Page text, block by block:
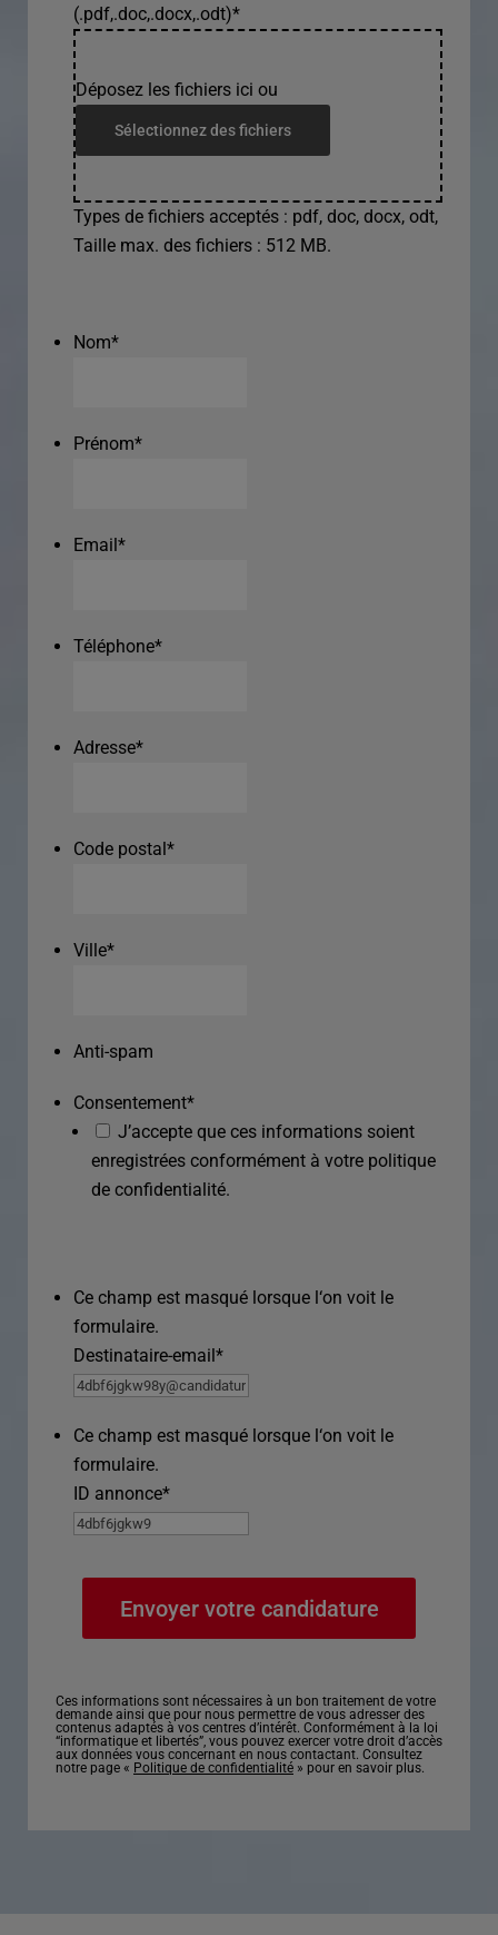
(.pdf,.doc,.docx,.odt)*
Déposez les fichiers ici ou
Sélectionnez des fichiers
Types de fichiers acceptés : pdf, doc, docx, odt,
Taille max. des fichiers : 512 MB.
Nom*
Prénom*
Email*
Téléphone*
Adresse*
Code postal*
Ville*
Anti-spam
Consentement*
J’accepte que ces informations soient
enregistrées conformément à votre politique
de confidentialité.
Ce champ est masqué lorsque l‘on voit le
formulaire.
Destinataire-email*
Ce champ est masqué lorsque l‘on voit le
formulaire.
ID annonce*
Ces informations sont nécessaires à un bon traitement de votre
demande ainsi que pour nous permettre de vous adresser des
contenus adaptés à vos centres d’intérêt. Conformément à la loi
“informatique et libertés”, vous pouvez exercer votre droit d’accès
aux données vous concernant en nous contactant. Consultez
notre page « Politique de confidentialité » pour en savoir plus.